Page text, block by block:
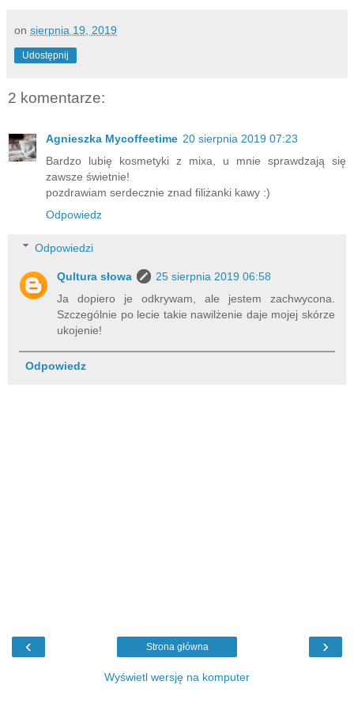
on sierpnia 19, 2019
Udostępnij
2 komentarze:
Agnieszka Mycoffeetime 20 sierpnia 2019 07:23
Bardzo lubię kosmetyki z mixa, u mnie sprawdzają się
zawsze świetnie!
pozdrawiam serdecznie znad filiżanki kawy :)
Odpowiedz
Odpowiedzi
Qultura słowa
25 sierpnia 2019 06:58
Ja dopiero je odkrywam, ale jestem zachwycona.
Szczególnie po lecie takie nawilżenie daje mojej skórze
ukojenie!
Odpowiedz
‹ ›
Strona główna
Wyświetl wersję na komputer